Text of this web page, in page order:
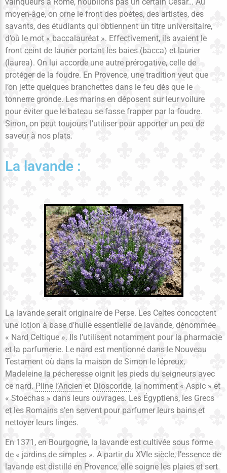
moyen-âge, on orne le front des poètes, des artistes, des
savants, des étudiants qui obtiennent un titre universitaire,
d’où le mot « baccalauréat ». Effectivement, ils avaient le
front ceint de laurier portant les baies (bacca) et laurier
(laurea). On lui accorde une autre prérogative, celle de
protéger de la foudre. En Provence, une tradition veut que
l’on jette quelques branchettes dans le feu dès que le
tonnerre gronde. Les marins en déposent sur leur voilure
pour éviter que le bateau se fasse frapper par la foudre.
Sinon, on peut toujours l’utiliser pour apporter un peu de
saveur à nos plats.
La lavande :
La lavande serait originaire de Perse. Les Celtes concoctent
une lotion à base d’huile essentielle de lavande, dénommée
« Nard Celtique ». Ils l’utilisent notamment pour la pharmacie
et la parfumerie. Le nard est mentionné dans le Nouveau
Testament où dans la maison de Simon le lépreux,
Madeleine la pécheresse oignit les pieds du seigneurs avec
ce nard. Pline l’Ancien et Dioscoride, la nomment « Aspic » et
« Stoechas » dans leurs ouvrages. Les Égyptiens, les Grecs
et les Romains s’en servent pour parfumer leurs bains et
nettoyer leurs linges.
En 1371, en Bourgogne, la lavande est cultivée sous forme
de « jardins de simples ». A partir du XVIe siècle, l’essence de
lavande est distillé en Provence, elle soigne les plaies et sert